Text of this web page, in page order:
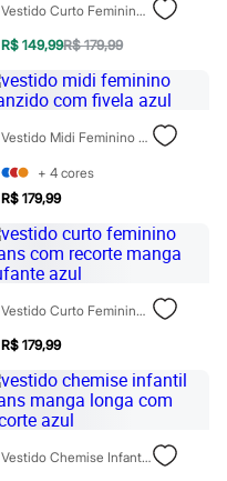
Vestido Curto Feminino Frente Única Jeans Azul
R$ 149,99R$ 179,99
Vestido Midi Feminino Franzido Com Fivela Azul
+ 4 cores
R$ 179,99
Vestido Curto Feminino Jeans Com Recorte Manga Bufante Azul
R$ 179,99
Vestido Chemise Infantil Jeans Manga Longa Com Recorte Azul